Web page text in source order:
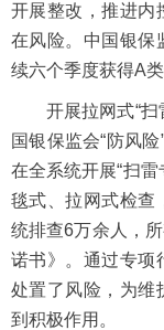
开展整改，推进内
在风险。中国银保
续六个季度获得A类
开展拉网式“扫
国银保监会“防风
在全系统开展“扫
毯式、拉网式检查
统排查6万余人，
诺书》。通过专项
处置了风险，为维
到积极作用。